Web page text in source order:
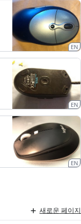
EN
EN
EN
새로운 페이지